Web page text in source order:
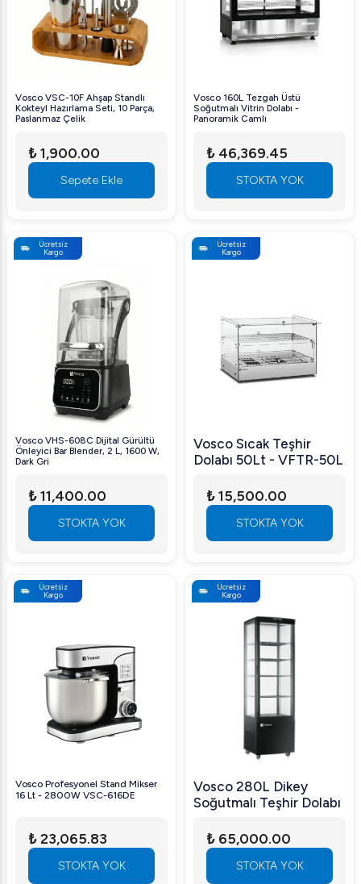
Vosco VSC-10F Ahşap Standlı
Kokteyl Hazırlama Seti, 10 Parça,
Paslanmaz Çelik
₺ 1,900.00
Sepete Ekle
Vosco 160L Tezgah Üstü
Soğutmalı Vitrin Dolabı -
Panoramik Camlı
₺ 46,369.45
STOKTA YOK
Ücretsiz
Kargo
Vosco VHS-608C Dijital Gürültü
Önleyici Bar Blender, 2 L, 1600 W,
Dark Gri
₺ 11,400.00
STOKTA YOK
Ücretsiz
Kargo
Vosco Sıcak Teşhir
Dolabı 50Lt - VFTR-50L
₺ 15,500.00
STOKTA YOK
Ücretsiz
Kargo
Vosco Profesyonel Stand Mikser
16 Lt - 2800W VSC-616DE
₺ 23,065.83
STOKTA YOK
Ücretsiz
Kargo
Vosco 280L Dikey
Soğutmalı Teşhir Dolabı
₺ 65,000.00
STOKTA YOK